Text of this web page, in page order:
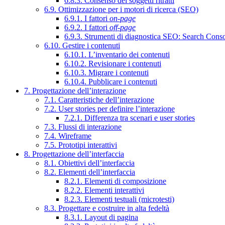
6.9. Ottimizzazione per i motori di ricerca (SEO)
6.9.1. I fattori on-page
6.9.2. I fattori off-page
6.9.3. Strumenti di diagnostica SEO: Search
6.10. Gestire i contenuti
6.10.1. L’inventario dei contenuti
6.10.2. Revisionare i contenuti
6.10.3. Migrare i contenuti
6.10.4. Pubblicare i contenuti
7. Progettazione dell’interazione
7.1. Caratteristiche dell’interazione
7.2. User stories per definire l’interazione
7.2.1. Differenza tra scenari e user stories
7.3. Flussi di interazione
7.4. Wireframe
7.5. Prototipi interattivi
8. Progettazione dell’interfaccia
8.1. Obiettivi dell’interfaccia
8.2. Elementi dell’interfaccia
8.2.1. Elementi di composizione
8.2.2. Elementi interattivi
8.2.3. Elementi testuali (microtesti)
8.3. Progettare e costruire in alta fedeltà
8.3.1. Layout di pagina